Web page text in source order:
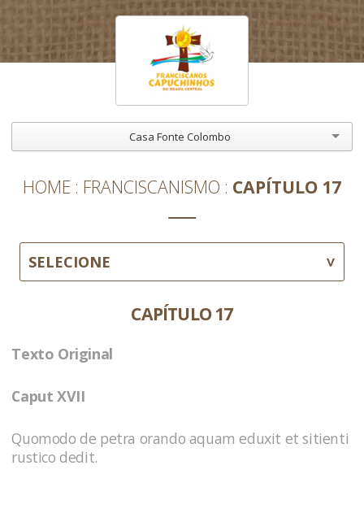
Casa Fonte Colombo
HOME FRANCISCANISMO CAPÍTULO 17
SELECIONE
CAPÍTULO 17
Texto Original
Caput XVII
Quomodo de petra orando aquam eduxit et sitienti
rustico dedit.